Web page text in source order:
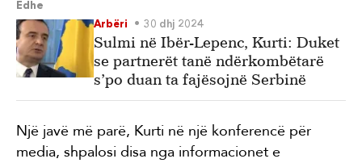
Edhe
Arbëri
30 dhj 2024
Sulmi në Ibër-Lepenc, Kurti: Duket
se partnerët tanë ndërkombëtarë
s’po duan ta fajësojnë Serbinë
Një javë më parë, Kurti në një konferencë për
media, shpalosi disa nga informacionet e